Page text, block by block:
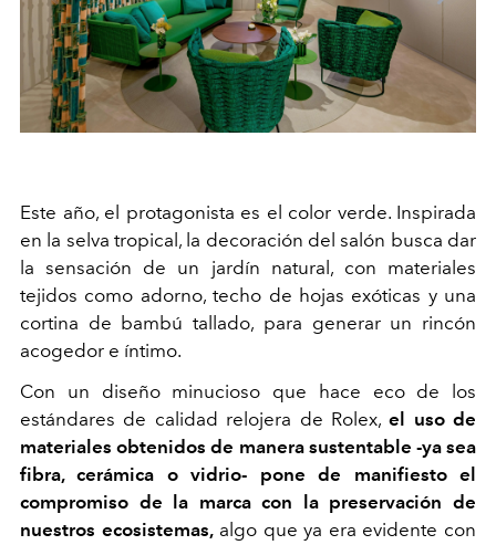
Este año, el protagonista es el color verde. Inspirada
en la selva tropical, la decoración del salón busca dar
la sensación de un jardín natural, con materiales
tejidos como adorno, techo de hojas exóticas y una
cortina de bambú tallado, para generar un rincón
acogedor e íntimo.
Con un diseño minucioso que hace eco de los
estándares de calidad relojera de Rolex,el uso de
materiales obtenidos de manera sustentable -ya sea
fibra, cerámica o vidrio- pone de manifiesto el
compromiso de la marca con la preservación de
nuestros ecosistemas,algo que ya era evidente con